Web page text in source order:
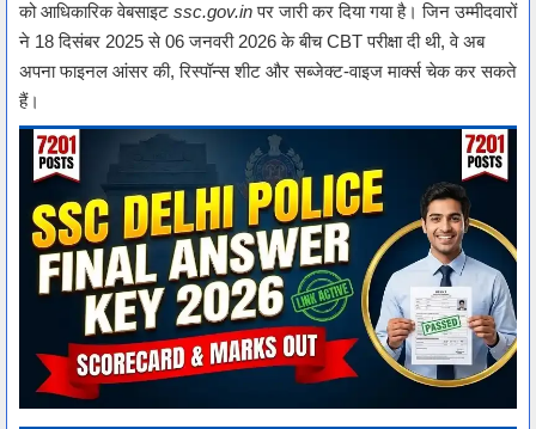
को आधिकारिक वेबसाइट ssc.gov.inपर जारी कर दिया गया है। जिन उम्मीदवारों
ने 18 दिसंबर 2025 से 06 जनवरी 2026 के बीच CBT परीक्षा दी थी, वे अब
अपना फाइनल आंसर की, रिस्पॉन्स शीट और सब्जेक्ट-वाइज मार्क्स चेक कर सकते
हैं।